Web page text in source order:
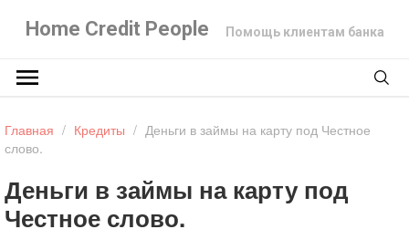
Home Credit People Помощь клиентам банка
Главная / Кредиты / Деньги в займы на карту под Честное
слово.
Деньги в займы на карту под
Честное слово.